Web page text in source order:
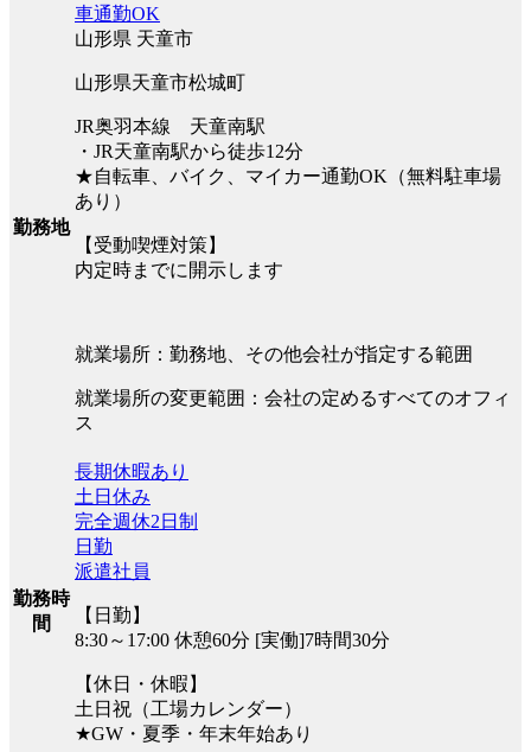
勤務地
車通勤OK
山形県 天童市
山形県天童市松城町
JR奥羽本線 天童南駅
・JR天童南駅から徒歩12分
★自転車、バイク、マイカー通勤OK（無料駐車場
あり）
【受動喫煙対策】
内定時までに開示します
就業場所：勤務地、その他会社が指定する範囲
就業場所の変更範囲：会社の定めるすべてのオフィ
ス
勤務時
間
長期休暇あり
土日休み
完全週休2日制
日勤
派遣社員
【日勤】
8:30～17:00 休憩60分 [実働]7時間30分
【休日・休暇】
土日祝（工場カレンダー）
★GW・夏季・年末年始あり